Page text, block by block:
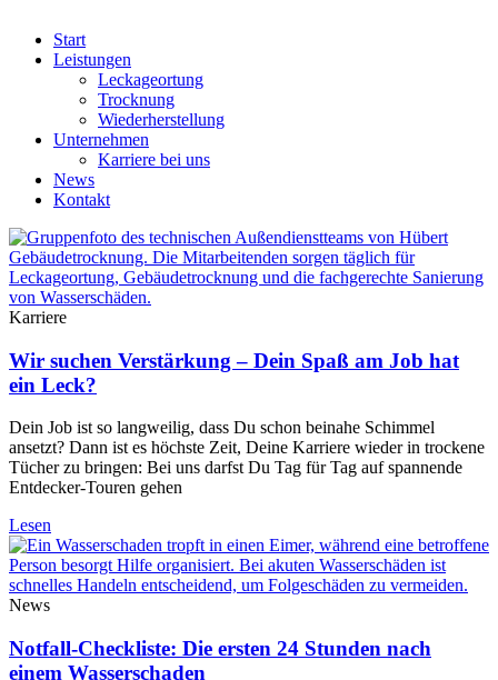
Start
Leistungen
Leckageortung
Trocknung
Wiederherstellung
Unternehmen
Karriere bei uns
News
Kontakt
Karriere
Wir suchen Verstärkung – Dein Spaß am Job hat
ein Leck?
Dein Job ist so langweilig, dass Du schon beinahe Schimmel
ansetzt? Dann ist es höchste Zeit, Deine Karriere wieder in trockene
Tücher zu bringen: Bei uns darfst Du Tag für Tag auf spannende
Entdecker-Touren gehen
Lesen
News
Notfall-Checkliste: Die ersten 24 Stunden nach
einem Wasserschaden